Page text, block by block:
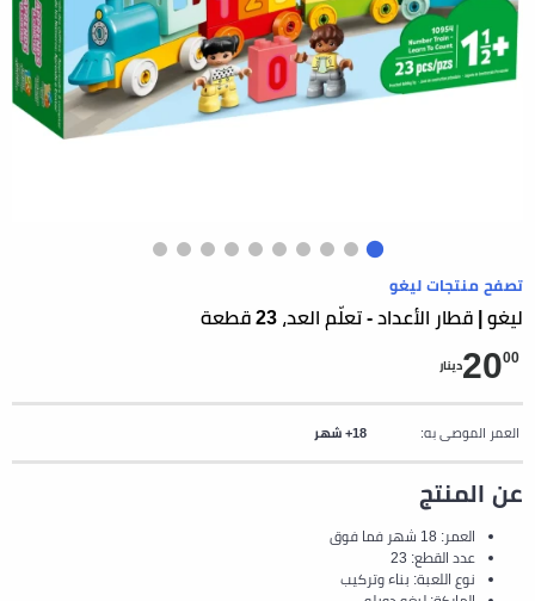
تصفح منتجات ليغو
ليغو | قطار الأعداد - تعلّم العد، 23 قطعة
2000 دينار
العمر الموصى به: 18+ شهر
عن المنتج
العمر: 18 شهر فما فوق
عدد القطع: 23
نوع اللعبة: بناء وتركيب